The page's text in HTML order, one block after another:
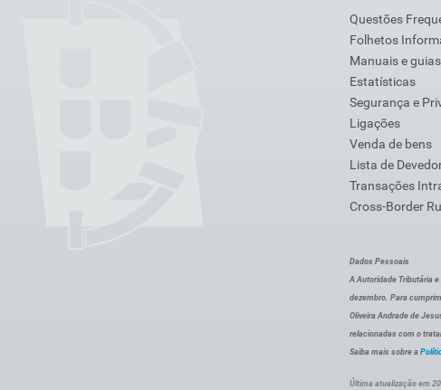
Questões
Folhetos
Manuais e guias
Estatísticas
Segurança e
Ligações
Venda de bens
Lista de
Transações
Cross-Border
Dados Pessoais
A Autoridade Tributária
dezembro. Para
Oliveira Andrade de
relacionadas com o
Saiba mais sobre a
Última atualização em